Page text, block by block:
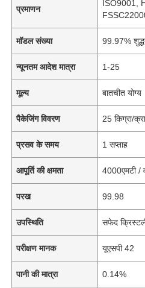
प्रमाणन
ISO9001,
मॉडल संख्या 99.97%
न्यूनतम आदेश मात्रा 1-25
मूल्य बातचीत योग्य
पैकेजिंग विवरण 25 किग्रा/
प्रसव के समय 1 सप्ताह
आपूर्ति की क्षमता 4000एमटी /
परख 99.98
उपस्थिति सफेद
परीक्षण मानक यूएसपी 42
पानी की मात्रा 0.14%